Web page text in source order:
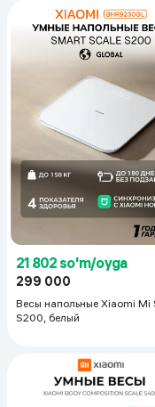
21 802 so'm/oyga
299 000
Весы напольные Xiaomi Mi
S200, белый